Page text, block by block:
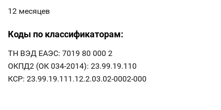
12 месяцев
Коды по классификаторам:
ТН ВЭД ЕАЭС: 7019 80 000 2
ОКПД2 (ОК 034-2014): 23.99.19.110
КСР: 23.99.19.111.12.2.03.02-0002-000